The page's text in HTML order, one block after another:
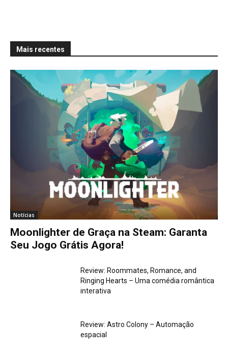
Mais recentes
Notícias
Moonlighter de Graça na Steam: Garanta
Seu Jogo Grátis Agora!
Review: Roommates, Romance, and
Ringing Hearts – Uma comédia romântica
interativa
Review: Astro Colony – Automação
espacial